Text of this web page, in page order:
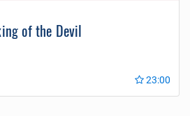
of the Devil
23:00